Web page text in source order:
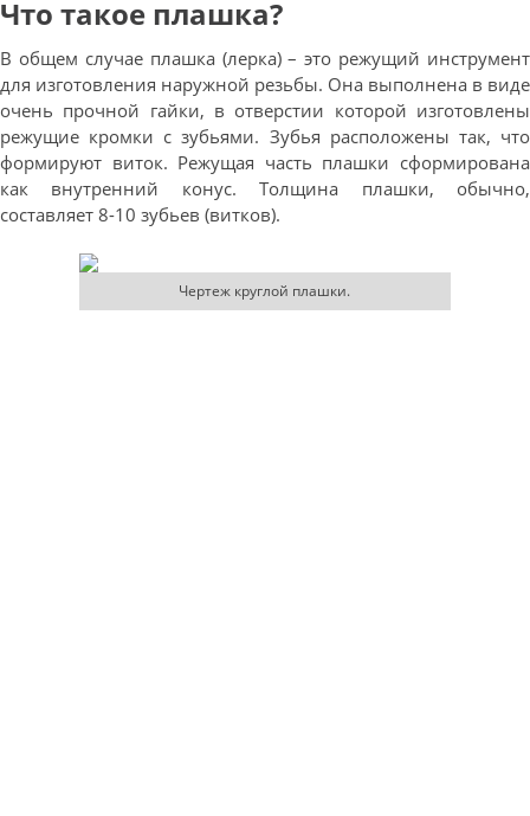
Что такое плашка?
В общем случае плашка (лерка) – это режущий инструмент
для изготовления наружной резьбы. Она выполнена в виде
очень прочной гайки, в отверстии которой изготовлены
режущие кромки с зубьями. Зубья расположены так, что
формируют виток. Режущая часть плашки сформирована
как внутренний конус. Толщина плашки, обычно,
составляет 8-10 зубьев (витков).
Чертеж круглой плашки.